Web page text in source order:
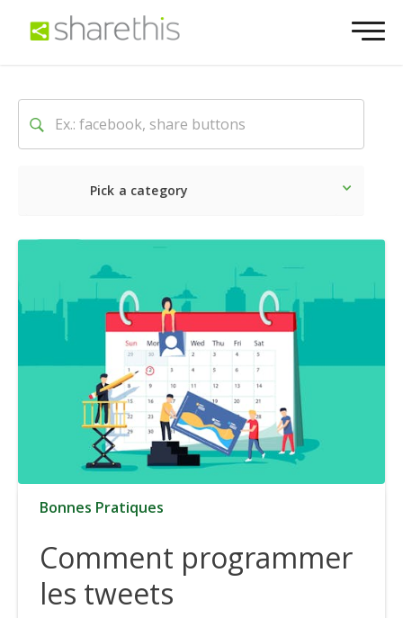
Pick a category
Dernière Sociale
Bonnes Pratiques
Comment programmer
les tweets